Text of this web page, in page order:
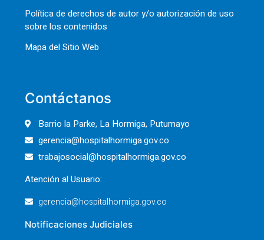
Política de derechos de autor y/o autorización de uso
sobre los contenidos
Mapa del Sitio Web
Contáctanos
Barrio la Parke, La Hormiga, Putumayo
gerencia@hospitalhormiga.gov.co
trabajosocial@hospitalhormiga.gov.co
Atención al Usuario:
gerencia@hospitalhormiga.gov.co
Notificaciones Judiciales